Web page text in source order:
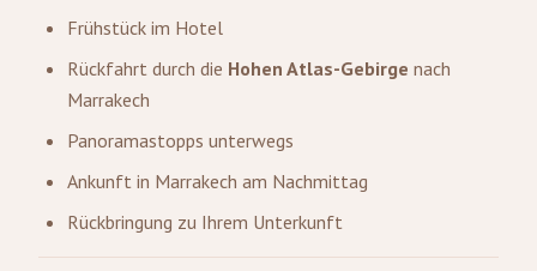
Frühstück im Hotel
Rückfahrt durch die Hohen Atlas-Gebirge nach
Marrakech
Panoramastopps unterwegs
Ankunft in Marrakech am Nachmittag
Rückbringung zu Ihrem Unterkunft